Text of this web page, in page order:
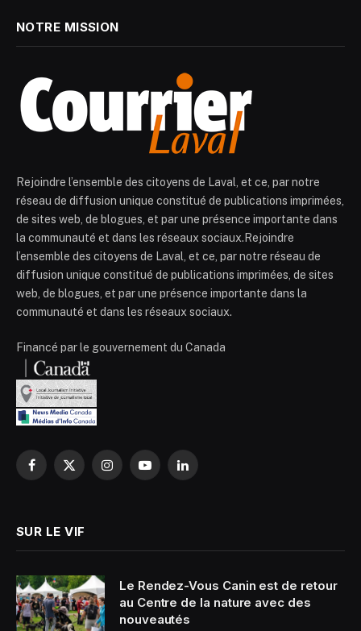
NOTRE MISSION
Rejoindre l’ensemble des citoyens de Laval, et ce, par notre
réseau de diffusion unique constitué de publications imprimées,
de sites web, de blogues, et par une présence importante dans
la communauté et dans les réseaux sociaux.Rejoindre
l’ensemble des citoyens de Laval, et ce, par notre réseau de
diffusion unique constitué de publications imprimées, de sites
web, de blogues, et par une présence importante dans la
communauté et dans les réseaux sociaux.
Financé par le gouvernement du Canada
Facebook
X
InstagramYouTubeLinkedIn
SUR LE VIF
Le Rendez-Vous Canin est de retour
au Centre de la nature avec des
nouveautés